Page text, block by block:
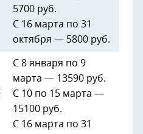
5700​ руб.
С 16 марта по 31
октября — 5800 руб.
С 8 января по 9
марта — 13590​ руб.
С 10 по 15 марта —
15100 руб.
С 16 марта по 31